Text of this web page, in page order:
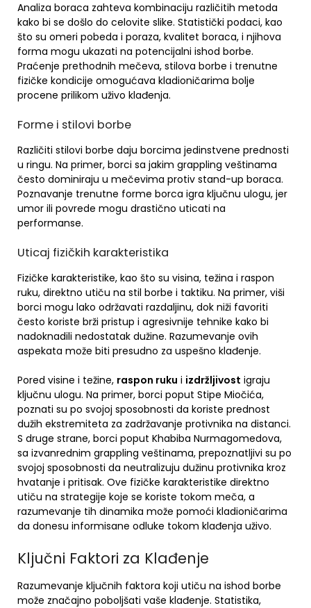
Analiza boraca zahteva kombinaciju različitih metoda
kako bi se došlo do celovite slike. Statistički podaci, kao
što su omeri pobeda i poraza, kvalitet boraca, i njihova
forma mogu ukazati na potencijalni ishod borbe.
Praćenje prethodnih mečeva, stilova borbe i trenutne
fizičke kondicije omogućava kladioničarima bolje
procene prilikom uživo klađenja.
Forme i stilovi borbe
Različiti stilovi borbe daju borcima jedinstvene prednosti
u ringu. Na primer, borci sa jakim grappling veštinama
često dominiraju u mečevima protiv stand-up boraca.
Poznavanje trenutne forme borca igra ključnu ulogu, jer
umor ili povrede mogu drastično uticati na
performanse.
Uticaj fizičkih karakteristika
Fizičke karakteristike, kao što su visina, težina i raspon
ruku, direktno utiču na stil borbe i taktiku. Na primer, viši
borci mogu lako održavati razdaljinu, dok niži favoriti
često koriste brži pristup i agresivnije tehnike kako bi
nadoknadili nedostatak dužine. Razumevanje ovih
aspekata može biti presudno za uspešno klađenje.
Pored visine i težine, raspon ruku i izdržljivost igraju
ključnu ulogu. Na primer, borci poput Stipe Miočića,
poznati su po svojoj sposobnosti da koriste prednost
dužih ekstremiteta za zadržavanje protivnika na distanci.
S druge strane, borci poput Khabiba Nurmagomedova,
sa izvanrednim grappling veštinama, prepoznatljivi su po
svojoj sposobnosti da neutralizuju dužinu protivnika kroz
hvatanje i pritisak. Ove fizičke karakteristike direktno
utiču na strategije koje se koriste tokom meča, a
razumevanje tih dinamika može pomoći kladioničarima
da donesu informisane odluke tokom klađenja uživo.
Ključni Faktori za Klađenje
Razumevanje ključnih faktora koji utiču na ishod borbe
može značajno poboljšati vaše klađenje. Statistika,